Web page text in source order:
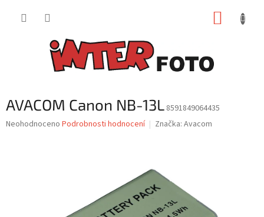
AVACOM Canon NB-13L 8591849064435
Průměrné
Neohodnoceno Podrobnosti hodnocení Značka: Avacom